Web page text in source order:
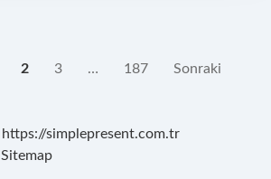
2 3 … 187 Sonraki
https://simplepresent.com.tr
Sitemap